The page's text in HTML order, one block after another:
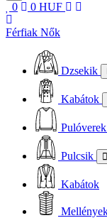
0 0 HUF
Férfiak Nők
Dzsekik
Kabátok
Pulóverek
Pulcsik
Kabátok